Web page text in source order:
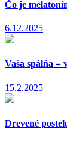
Čo je
6.12.2025
Vaša spálňa =
15.2.2025
Drevené